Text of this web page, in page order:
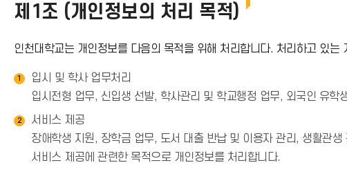
제1조 (개인정보의 처리 목적)
인천대학교는 개인정보를 다음의 목적을 위해 처리합니다. 처리하고 있
1
입시 및 학사 업무처리
입시전형 업무, 신입생 선발, 학사관리 및 학교행정 업무, 외국인 유학
2
서비스 제공
장애학생 지원, 장학금 업무, 도서 대출 반납 및 이용자 관리, 생활관
서비스 제공에 관련한 목적으로 개인정보를 처리합니다.